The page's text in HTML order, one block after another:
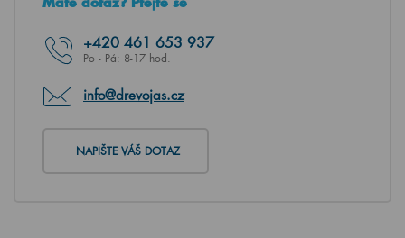
+420 461 653 937
Po - Pá: 8-17 hod.
info@drevojas.cz
NAPIŠTE VÁŠ DOTAZ